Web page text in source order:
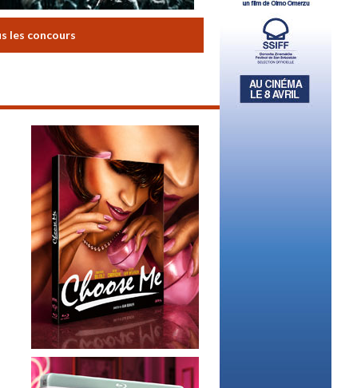
les concours